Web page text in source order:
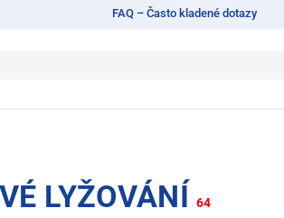
FAQ – Často kladené dotazy
LYŽOVÁNÍ 64